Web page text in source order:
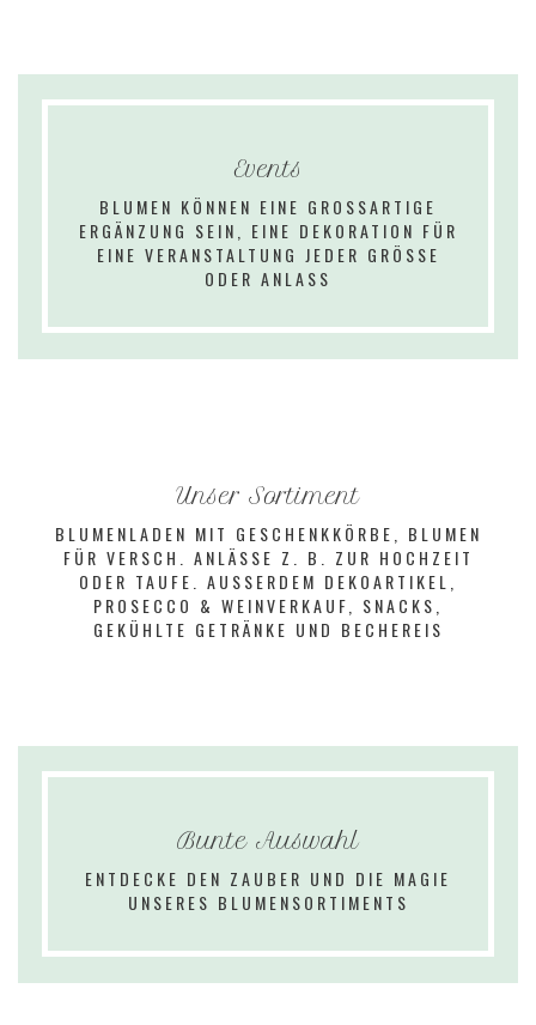
Events
BLUMEN KÖNNEN EINE GROSSARTIGE
ERGÄNZUNG SEIN, EINE DEKORATION FÜR
EINE VERANSTALTUNG JEDER GRÖSSE
ODER ANLASS
Unser Sortiment
BLUMENLADEN MIT GESCHENKKÖRBE,
BLUMEN
FÜR VERSCH. ANLÄSSE Z. B. ZUR HOCHZEIT
ODER TAUFE. AUSSERDEM
DEKOARTIKEL,
PROSECCO & WEINVERKAUF,
SNACKS,
GEKÜHLTE GETRÄNKE UND BECHEREIS
Bunte Auswahl
ENTDECKE DEN ZAUBER UND DIE MAGIE
UNSERES BLUMENSORTIMENTS